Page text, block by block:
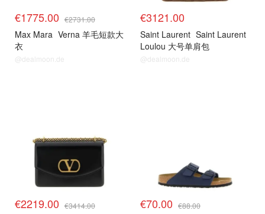
€1775.00 €2731.00
Max Mara Verna 羊毛短款大
衣
@dealmoon.de
€3121.00
Saint Laurent Saint Laurent
Loulou 大号单肩包
@dealmoon.de
€2219.00 €3414.00 €70.00 €88.00